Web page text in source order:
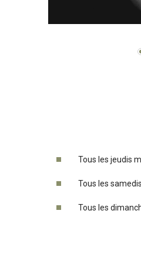
Tous les jeudis
Tous les
Tous les